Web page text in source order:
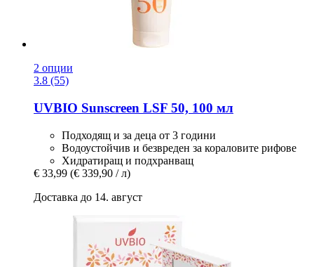
2 опции
3.8 (55)
UVBIO Sunscreen LSF 50, 100 мл
Подходящ и за деца от 3 години
Водоустойчив и безвреден за кораловите рифове
Хидратиращ и подхранващ
€ 33,99 (€ 339,90 / л)
Доставка до 14. август